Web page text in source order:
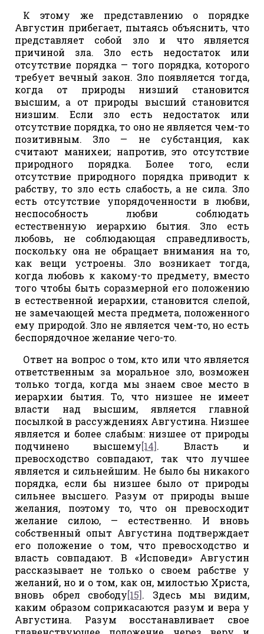
К этому же представлению о порядке
Августин прибегает, пытаясь объяснить, что
представляет собой зло и что является
причиной зла. Зло есть недостаток или
отсутствие порядка — того порядка, которого
требует вечный закон. Зло появляется тогда,
когда от природы низший становится
высшим, а от природы высший становится
низшим. Если зло есть недостаток или
отсутствие порядка, то оно не является чем-то
позитивным. Зло — не субстанция, как
считают манихеи; напротив, это отсутствие
природного порядка. Более того, если
отсутствие природного порядка приводит к
рабству, то зло есть слабость, а не сила. Зло
есть отсутствие упорядоченности в любви,
неспособность любви соблюдать
естественную иерархию бытия. Зло есть
любовь, не соблюдающая справедливость,
поскольку она не обращает внимания на то,
как вещи устроены. Зло возникает тогда,
когда любовь к какому-то предмету, вместо
того чтобы быть соразмерной его положению
в естественной иерархии, становится слепой,
не замечающей места предмета, положенного
ему природой. Зло не является чем-то, но есть
беспорядочное желание чего-то.
Ответ на вопрос о том, кто или что является
ответственным за моральное зло, возможен
только тогда, когда мы знаем свое место в
иерархии бытия. То, что низшее не имеет
власти над высшим, является главной
посылкой в рассуждениях Августина. Низшее
является и более слабым: низшее от природы
подчинено высшему[14]. Власть и
превосходство совпадают, так что лучшее
является и сильнейшим. Не было бы никакого
порядка, если бы низшее было от природы
сильнее высшего. Разум от природы выше
желания, поэтому то, что он превосходит
желание силою, — естественно. И вновь
собственный опыт Августина подтверждает
его положение о том, что превосходство и
власть совпадают. В «Исповеди» Августин
рассказывает не только о своем рабстве у
желаний, но и о том, как он, милостью Христа,
вновь обрел свободу[15]. Здесь мы видим,
каким образом соприкасаются разум и вера у
Августина. Разум восстанавливает свое